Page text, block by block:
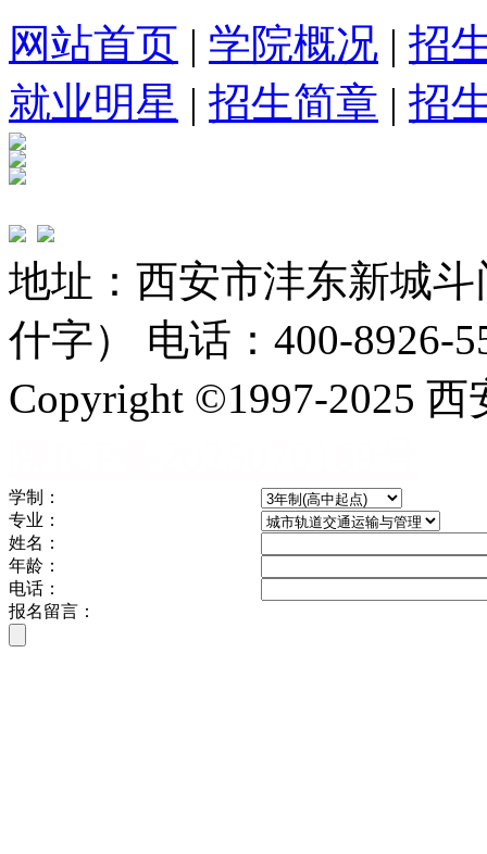
网站首页 | 学院概况 | 招
就业明星 | 招生简章 | 招
地址：西安市沣东新城
什字） 电话：400-8926-
Copyright ©1997-2025
学制：
专业：
姓名：
年龄：
电话：
报名留言：